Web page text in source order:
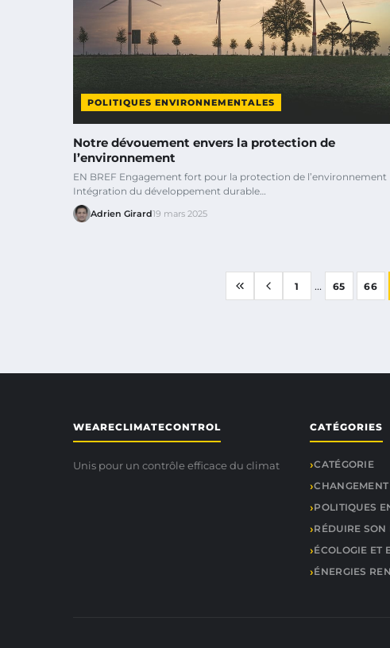
POLITIQUES ENVIRONNEMENTALES
Notre dévouement envers la protection de
l’environnement
EN BREF Engagement fort pour la protection de l’environnement
Intégration du développement durable…
Adrien Girard19 mars 2025
1 ... 65 66
WEARECLIMATECONTROL
Unis pour un contrôle efficace du climat
CATÉGORIES
CATÉGORIE
POLITIQUES
RÉDUIRE
ÉCOLOGIE ET
ÉNERGIES